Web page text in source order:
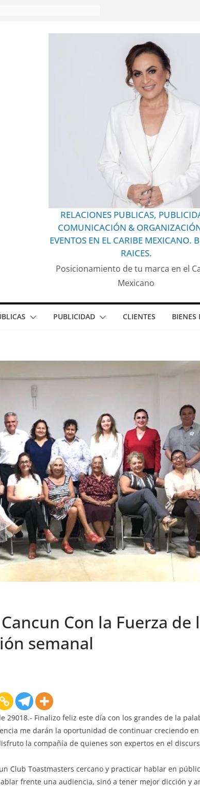
RELACIONES PUBLICAS,
COMUNICACIÓN &
EVENTOS EN EL CARIBE MEXICANO.
RAICES.
Posicionamiento de tu marca en el
Mexicano
PUBLICIDAD CLIENTES BIENES
Con la Fuerza de
semanal
29018.- Finalizo feliz este día con los grandes de la
me darán la oportunidad de continuar creciendo
la compañía de quienes son expertos en el
Club Toastmasters cercano y practicar hablar en
frente una audiencia, sinó a tener mejor dicción y